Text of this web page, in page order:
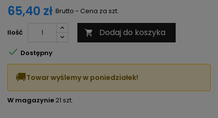
65,40 zł Brutto - Cena za szt.
Ilość  Dodaj do koszyka
 Dostępny
🚚Towar wyślemy w poniedziałek!
W magazynie 21 szt.